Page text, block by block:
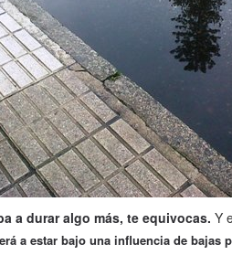
a durar algo más, te equivocas. Y
a estar bajo una influencia de bajas